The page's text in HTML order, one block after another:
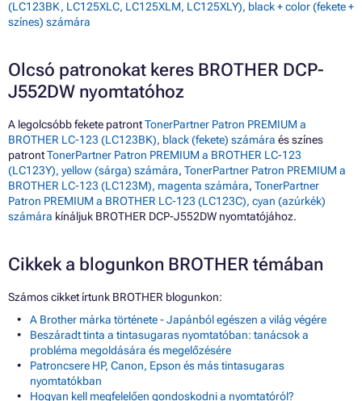
(LC123BK, LC125XLC, LC125XLM, LC125XLY), black + color (fekete +
színes) számára
Olcsó patronokat keres BROTHER DCP-
J552DW nyomtatóhoz
A legolcsóbb fekete patrontTonerPartner Patron PREMIUM a
BROTHER LC-123 (LC123BK), black (fekete) számára és színes
patrontTonerPartner Patron PREMIUM a BROTHER LC-123
(LC123Y), yellow (sárga) számára, TonerPartner Patron PREMIUM a
BROTHER LC-123 (LC123M), magenta számára, TonerPartner
Patron PREMIUM a BROTHER LC-123 (LC123C), cyan (azúrkék)
számára kínáljuk BROTHER DCP-J552DW nyomtatójához.
Cikkek a blogunkon BROTHER témában
Számos cikket írtunk BROTHER blogunkon:
A Brother márka története - Japánból egészen a világ végére
Beszáradt tinta a tintasugaras nyomtatóban: tanácsok a
probléma megoldására és megelőzésére
Patroncsere HP, Canon, Epson és más tintasugaras
nyomtatókban
Hogyan kell megfelelően gondoskodni a nyomtatóról?